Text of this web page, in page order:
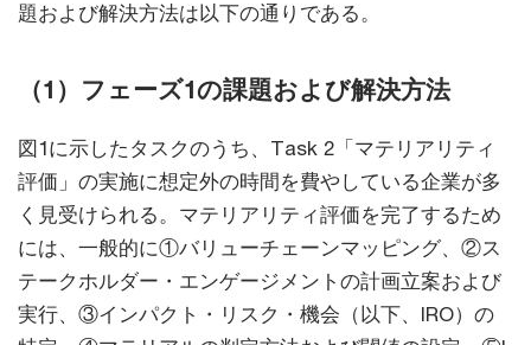
題および解決方法は以下の通りである。
（1）フェーズ1の課題および解決方法
図1に示したタスクのうち、Task 2「マテリアリティ
評価」の実施に想定外の時間を費やしている企業が多
く見受けられる。マテリアリティ評価を完了するため
には、一般的に①バリューチェーンマッピング、②ス
テークホルダー・エンゲージメントの計画立案および
実行、③インパクト・リスク・機会（以下、IRO）の